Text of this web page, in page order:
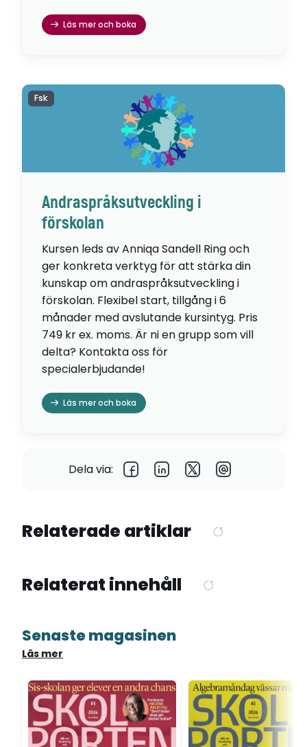
Läs mer och boka
Andraspråksutveckling i
förskolan
Kursen leds av Anniqa Sandell Ring och
ger konkreta verktyg för att stärka din
kunskap om andraspråksutveckling i
förskolan. Flexibel start, tillgång i 6
månader med avslutande kursintyg. Pris
749 kr ex. moms. Är ni en grupp som vill
delta? Kontakta oss för
specialerbjudande!
Läs mer och boka
Fsk
Dela via:
Relaterade artiklar
Relaterat innehåll
Senaste magasinen
Läs mer